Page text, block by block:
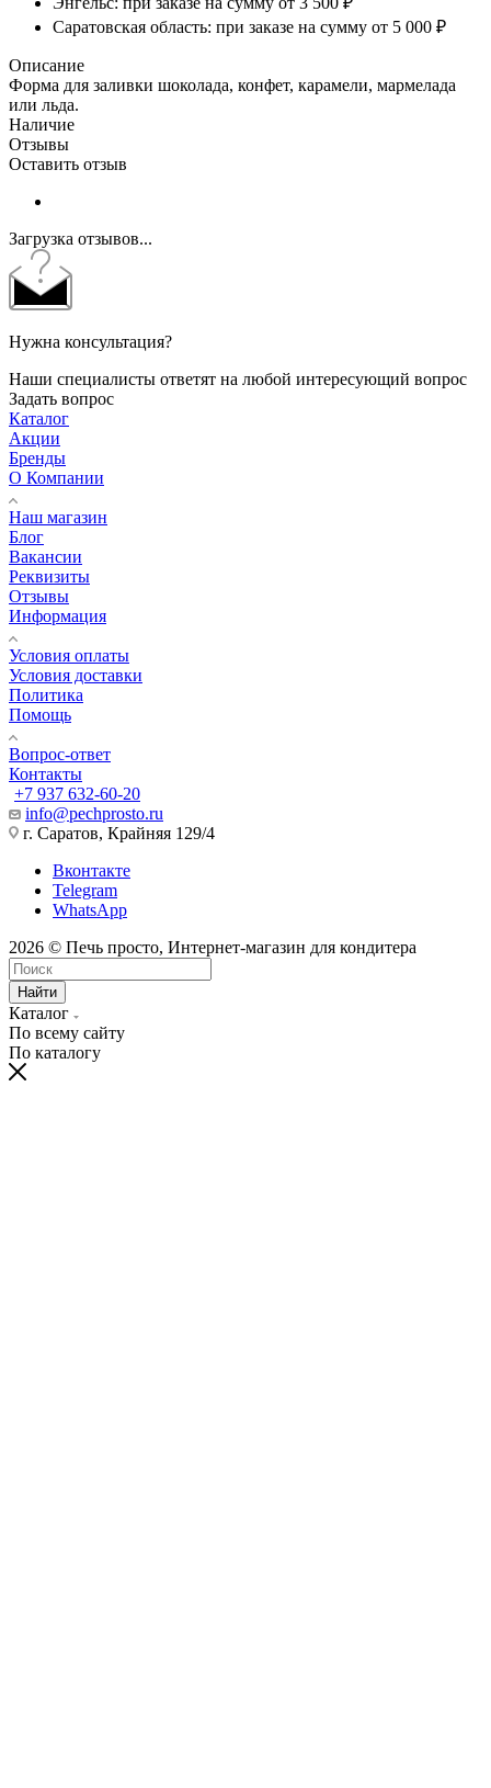
Саратовская область: при заказе на сумму от 5 000 ₽
Описание
Форма для заливки шоколада, конфет, карамели, мармелада
или льда.
Наличие
Отзывы
Оставить отзыв
Загрузка отзывов...
Нужна консультация?
Наши специалисты ответят на любой интересующий вопрос
Задать вопрос
Каталог
Акции
Бренды
О Компании
Наш магазин
Блог
Вакансии
Реквизиты
Отзывы
Информация
Условия оплаты
Условия доставки
Политика
Помощь
Вопрос-ответ
Контакты
+7 937 632-60-20
info@pechprosto.ru
г. Саратов, Крайняя 129/4
Вконтакте
Telegram
WhatsApp
2026 © Печь просто, Интернет-магазин для кондитера
Найти
Каталог
По всему сайту
По каталогу